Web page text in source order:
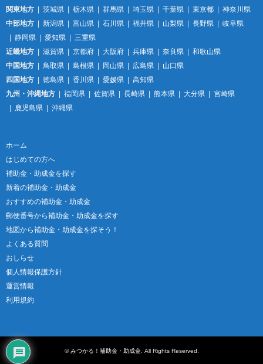
関東地方
茨城県 栃木県 群馬県 埼玉県 千葉県 東京都
神奈川県
中部地方
新潟県 富山県 石川県 福井県 山梨県 長野県
岐阜県
静岡県
愛知県
三重県
近畿地方
滋賀県 京都府 大阪府 兵庫県 奈良県
和歌山県
中国地方
鳥取県 島根県 岡山県 広島県
山口県
四国地方
徳島県 香川県 愛媛県
高知県
九州・沖縄地方
福岡県 佐賀県 長崎県 熊本県 大分県
宮崎県
鹿児島県
沖縄県
ホーム
はじめての方へ
補助金・助成金を探す
新着の補助金・助成金
おすすめの補助金・助成金
郵便番号から補助金・助成金を探す
地図から補助金・助成金を探そう！
よくある質問
おしらせ
個人情報保護方針
運営情報
利用規約
©みつかる！補助金・助成金. All Rights Reserved.